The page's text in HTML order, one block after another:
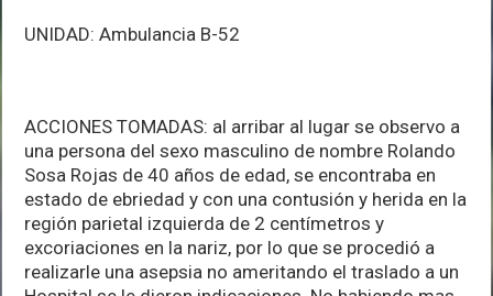
UNIDAD: Ambulancia B-52
ACCIONES TOMADAS: al arribar al lugar se observo a
una persona del sexo masculino de nombre Rolando
Sosa Rojas de 40 años de edad, se encontraba en
estado de ebriedad y con una contusión y herida en la
región parietal izquierda de 2 centímetros y
excoriaciones en la nariz, por lo que se procedió a
realizarle una asepsia no ameritando el traslado a un